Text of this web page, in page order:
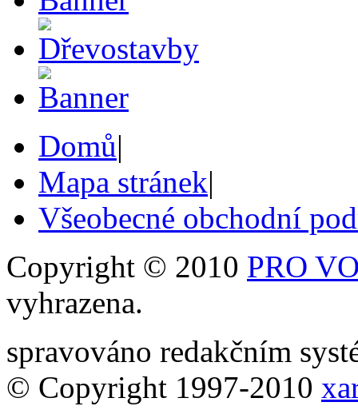
Domů|
Mapa stránek|
Všeobecné obchodní
Copyright © 2010 PRO
vyhrazena.
spravováno redakčním
© Copyright 1997-2010